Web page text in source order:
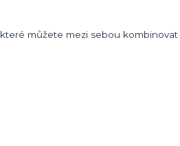
můžete mezi sebou